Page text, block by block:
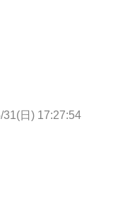
31(日) 17:27:54